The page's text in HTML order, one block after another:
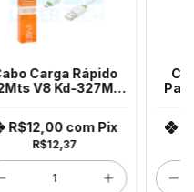
Carga Rápido
V8 Kd-327M
R$12,37
R$12,00 com Pix